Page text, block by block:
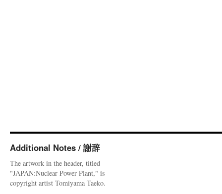
Additional Notes / 謝辞
The artwork in the header, titled
"JAPAN:Nuclear Power Plant," is
copyright artist Tomiyama Taeko.